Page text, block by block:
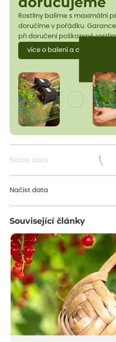
Rostliny balíme s maximální
doručíme v pořádku.
při doručení poškozené
více o balení a dopravě
Načíst data
Načíst data
Související články